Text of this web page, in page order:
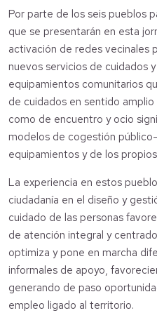
Por parte de los seis pueblos
que se presentarán en esta
activación de redes vecinales
nuevos servicios de cuidados
equipamientos comunitarios
de cuidados en sentido
como de encuentro y ocio
modelos de cogestión
equipamientos y de los
La experiencia en estos
ciudadanía en el diseño y
cuidado de las personas
de atención integral y
optimiza y pone en marcha
informales de apoyo,
generando de paso
empleo ligado al territorio.